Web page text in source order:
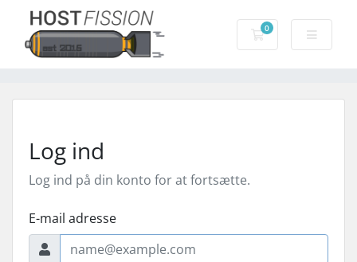
0
Bestillingskurv
Log ind
Log ind på din konto for at fortsætte.
E-mail adresse